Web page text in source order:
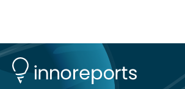
Forscher:innen konnten in einer
zeigen, dass sich die jeweils beteiligten
deutlich unterscheiden. Die Ergebnisse